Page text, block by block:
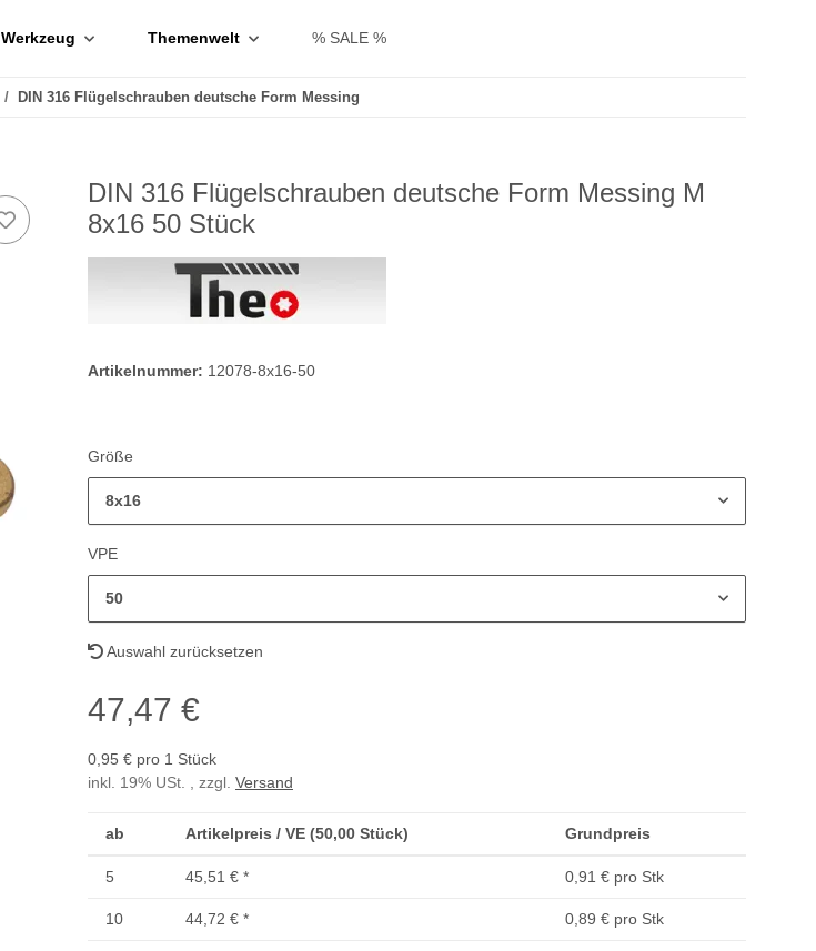
Werkzeug Themenwelt % SALE %
DIN 316 Flügelschrauben deutsche Form Messing
DIN 316 Flügelschrauben deutsche Form Messing M
8x16 50 Stück
Artikelnummer: 12078-8x16-50
Größe
8x16
VPE
50
Auswahl zurücksetzen
47,47 €
0,95 € pro 1 Stück
inkl. 19% USt. , zzgl. Versand
ab Artikelpreis / VE (50,00 Stück) Grundpreis
5 45,51 € * 0,91 € pro Stk
10 44,72 € * 0,89 € pro Stk